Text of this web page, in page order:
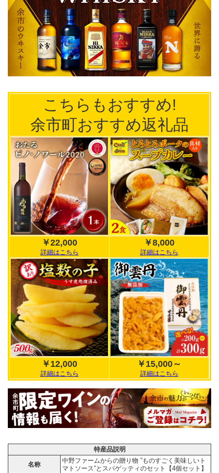
こちらもおすすめ!
余市町おすすめ返礼品
￥22,000
詳細はこちら
￥8,000
詳細はこちら
￥12,000
詳細はこちら
￥15,000～
詳細はこちら
特産品説明
名称
中野ファームからの贈り物 ”ものすごく美味しいト
マトソース”とスパゲッティのセット【4個セット】